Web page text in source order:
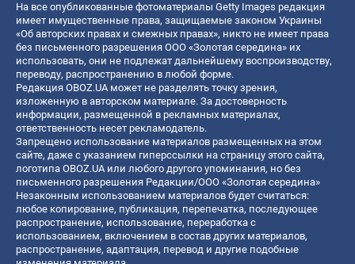
На все опубликованные фотоматериалы Getty Images редакция
имеет имущественные права, защищаемые законом Украины
«Об авторских правах и смежных правах», никто не имеет права
без письменного разрешения ООО «Золотая середина» их
использовать, они не подлежат дальнейшему воспроизводству,
переводу, распространению в любой форме.
Редакция OBOZ.UA может не разделять точку зрения,
изложенную в авторском материале. За достоверность
информации, размещенной в рекламных материалах,
ответственность несет рекламодатель.
Запрещено использование материалов размещенных на этом
сайте, даже с указанием гиперссылки на страницу этого сайта,
логотипа OBOZ.UA или любого другого упоминания, но без
письменного разрешения Редакции/ООО «Золотая середина»
Незаконным использованием материалов будет считаться:
любое копирование, публикация, перепечатка, последующее
распространение, использование, переработка с
использованием, включением в состав других материалов,
распространение, адаптация, перевод и другие подобные